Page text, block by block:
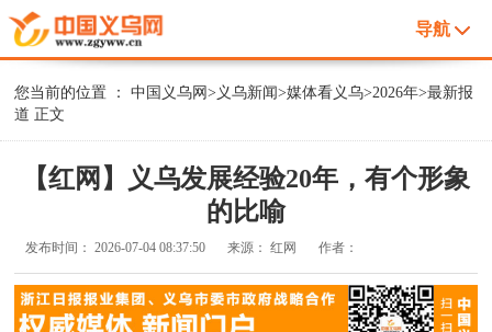
导航
您当前的位置 ：中国义乌网> 义乌新闻>媒体看义乌>2026年>最新报
道 正文
【红网】义乌发展经验20年，有个形象
的比喻
发布时间：2026-07-04 08:37:50 来源：红网 作者：